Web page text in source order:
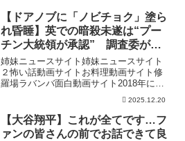
【ドアノブに「ノビチョク」塗ら
れ昏睡】英での暗殺未遂は“プー
チン大統領が承認” 調査委が報
告書公表｜TBS NEWS DIG
#shorts
姉妹ニュースサイト姉妹ニュースサイト
２怖い話動画サイトお料理動画サイト修
羅場ラバンバ面白動画サイト2018年にロ
シアの元スパイが神経剤「ノビチョク」
で狙われた暗殺未遂事件について、イギ
リスの調査委員会はプーチン大統領が襲
撃を承認したとする報...
2025.12.20
【大谷翔平】これが全てです…フ
ァンの皆さんの前でお話できて良